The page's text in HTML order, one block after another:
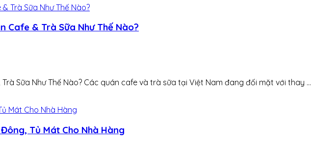
Cafe & Trà Sữa Như Thế Nào?
Sữa Như Thế Nào? Các quán cafe và trà sữa tại Việt Nam đang đối mặt với thay ...
Tủ Mát Cho Nhà Hàng